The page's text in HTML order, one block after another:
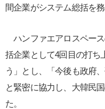
間企業がシステム総括を務
ハンファエアロスペー
括企業として4回目の打ち
う」とし、「今後も政府
と緊密に協力し、大韓民
た。